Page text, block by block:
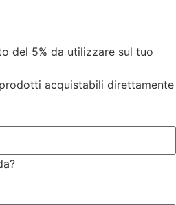
del 5% da utilizzare sul tuo
acquistabili direttamente